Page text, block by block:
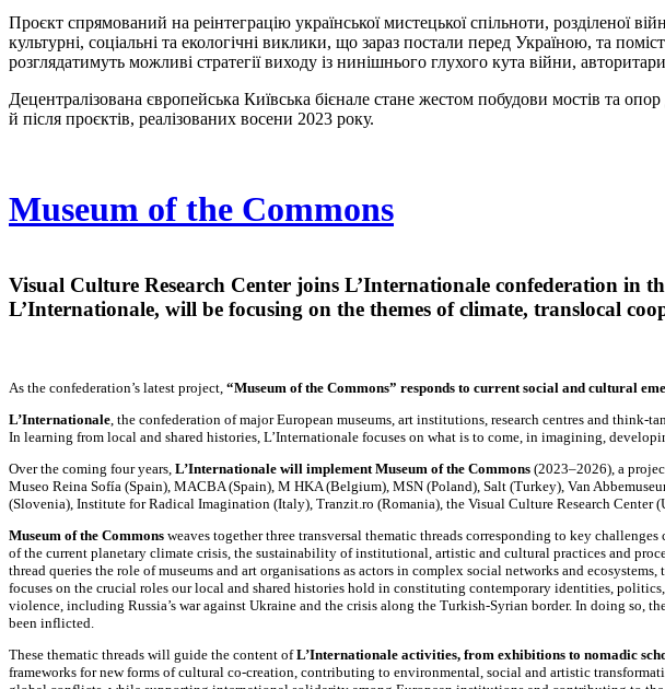
Проєкт спрямований на реінтеграцію української мистецької спільноти,
культурні, соціальні та екологічні виклики, що зараз постали перед Україною, та
розглядатимуть можливі стратегії виходу із нинішнього глухого кута війни,
Децентралізована європейська Київська бієнале стане жестом побудови мостів та
й після проєктів, реалізованих восени 2023 року.
Museum of the Commons
Visual Culture Research Center joins L’Internationale confederation in
L’Internationale, will be focusing on the themes of climate, translocal
As the confederation’s latest project, “Museum of the Commons” responds to current social and cultural
L’Internationale, the confederation of major European museums, art institutions, research centres and think-
In learning from local and shared histories, L’Internationale focuses on what is to come, in imagining,
Over the coming four years, L’Internationale will implement Museum of the Commons (2023–2026), a
Museo Reina Sofía (Spain), MACBA (Spain), M HKA (Belgium), MSN (Poland), Salt (Turkey), Van
(Slovenia), Institute for Radical Imagination (Italy), Tranzit.ro (Romania), the Visual Culture Research
Museum of the Commons weaves together three transversal thematic threads corresponding to key
of the current planetary climate crisis, the sustainability of institutional, artistic and cultural practices and
thread queries the role of museums and art organisations as actors in complex social networks and
focuses on the crucial roles our local and shared histories hold in constituting contemporary identities,
violence, including Russia’s war against Ukraine and the crisis along the Turkish-Syrian border. In doing so,
been inflicted.
These thematic threads will guide the content ofL’Internationale activities, from exhibitions to nomadic
frameworks for new forms of cultural co-creation, contributing to environmental, social and artistic